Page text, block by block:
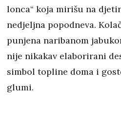
lonca“ koja mirišu na
nedjeljna popodneva.
punjena naribanom
nije nikakav elaborirani
simbol topline doma i
glumi.